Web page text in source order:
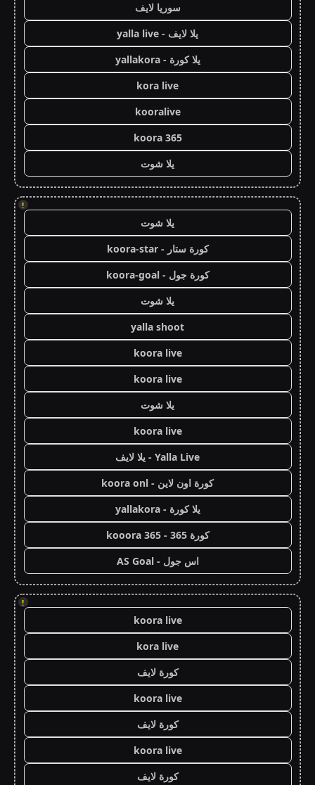
سوريا لايف
يلا لايف - yalla live
يلا كورة - yallakora
kora live
kooralive
koora 365
يلا شوت
!
يلا شوت
كورة ستار - koora-star
كورة جول - koora-goal
يلا شوت
yalla shoot
koora live
koora live
يلا شوت
koora live
Yalla Live - يلا لايف
كورة اون لاين - koora onl
يلا كورة - yallakora
كورة 365 - kooora 365
اس جول - AS Goal
!
koora live
kora live
كورة لايف
koora live
كورة لايف
koora live
كورة لايف